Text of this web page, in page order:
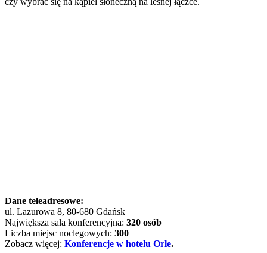
Dane teleadresowe:
ul. Lazurowa 8, 80-680 Gdańsk
Największa sala konferencyjna: 320 osób
Liczba miejsc noclegowych: 300
Zobacz więcej: Konferencje w hotelu Orle.